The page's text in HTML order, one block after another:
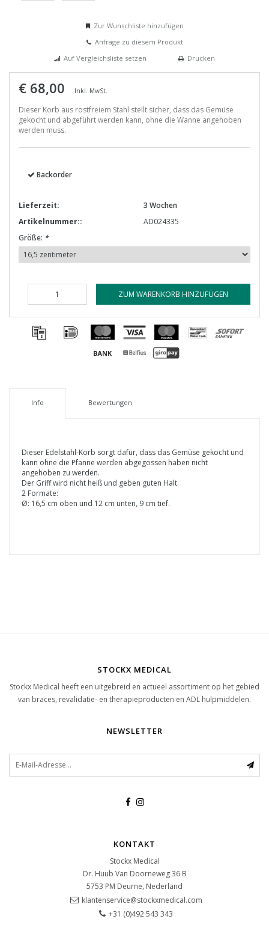
Zur Wunschliste hinzufügen
Anfrage zu diesem Produkt
Auf Vergleichsliste setzen
Drucken
€ 68,00 Inkl. MwSt.
Dieser Korb aus rostfreiem Stahl stellt sicher, dass das Gemüse
gekocht und abgeführt werden kann, ohne die Wanne angehoben
werden muss.
Backorder
Lieferzeit:
3 Wochen
Artikelnummer::
AD024335
Größe: *
ZUM WARENKORB HINZUFÜGEN
Info Bewertungen
Dieser Edelstahl-Korb sorgt dafür, dass das Gemüse gekocht und
kann ohne die Pfanne werden abgegossen haben nicht
angehoben zu werden.
Der Griff wird nicht heiß und geben guten Halt.
2 Formate:
Ø: 16,5 cm oben und 12 cm unten, 9 cm tief.
STOCKX MEDICAL
Stockx Medical heeft een uitgebreid en actueel assortiment op het gebied
van braces, revalidatie- en therapieproducten en ADL hulpmiddelen.
NEWSLETTER
KONTAKT
Stockx Medical
Dr. Huub Van Doorneweg 36 B
5753 PM Deurne, Nederland
klantenservice@stockxmedical.com
+31 (0)492 543 343